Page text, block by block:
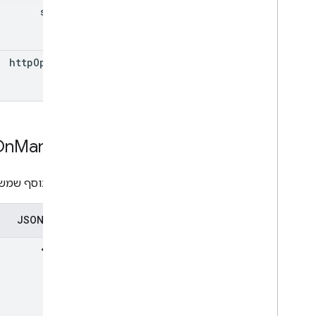
slides
httpOptions
Manifest
הגדרת תוסף